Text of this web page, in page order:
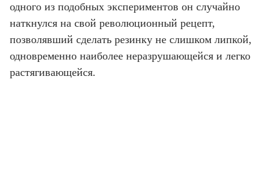
одного из подобных экспериментов он случайно
наткнулся на свой революционный рецепт,
позволявший сделать резинку не слишком липкой,
одновременно наиболее неразрушающейся и легко
растягивающейся.